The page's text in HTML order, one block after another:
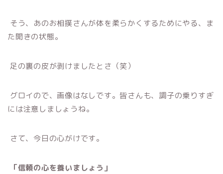
そう、あのお相撲さんが体を柔らかくするためにやる、ま
た開きの状態。
足の裏の皮が剥けましたとさ（笑）
グロイので、画像はなしです。皆さんも、調子の乗りすぎ
には注意しましょうね。
さて、今日の心がけです。
「信頼の心を養いましょう」